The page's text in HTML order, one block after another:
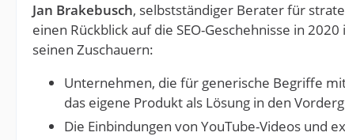
Jan Brakebusch, selbstständiger Berater für
einen Rückblick auf die SEO-Geschehnisse in
seinen Zuschauern:
Unternehmen, die für generische Begriffe
das eigene Produkt als Lösung in den
Die Einbindungen von YouTube-Videos und